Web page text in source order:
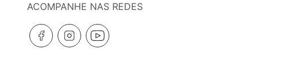
ACOMPANHE NAS REDES